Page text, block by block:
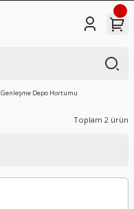
Genleşme Depo Hortumu
Toplam 2 ürün